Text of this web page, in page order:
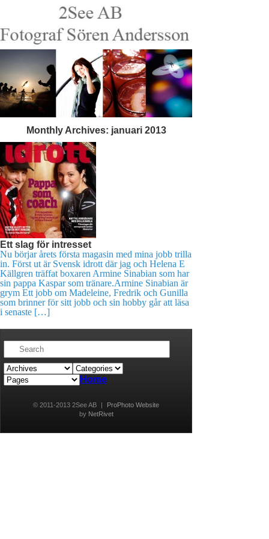
Monthly Archives: januari 2013
Ett slag för intresset
Nu börjar årets första magasin med mina jobb trilla
in. Först ut är Svensk idrott där jag och Helena E
Källgren träffat boxaren Armine Sinabian som har
sin pappa Kaspar som tränare.Armine Sinabian är
grym Ett jobb om Madeleine, Fredrik och Gunilla
som brinner för sitt jobb och sin hobby går att läsa
i senaste […]
Home
© 2011-2013 2See AB
ProPhoto Website
by NetRivet